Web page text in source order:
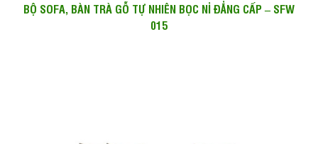
BỘ SOFA, BÀN TRÀ GỖ TỰ NHIÊN BỌC NỈ ĐẲNG CẤP – SFW
015